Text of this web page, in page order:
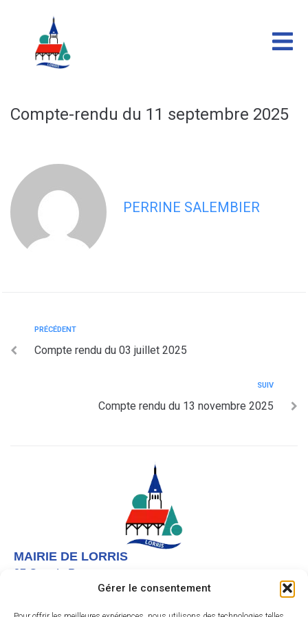
Gérer le consentement
Compte-rendu du 11 septembre 2025
PERRINE SALEMBIER
PRÉCÉDENT
Compte rendu du 03 juillet 2025
SUIV
Compte rendu du 13 novembre 2025
MAIRIE DE LORRIS
27 Grande Rue,